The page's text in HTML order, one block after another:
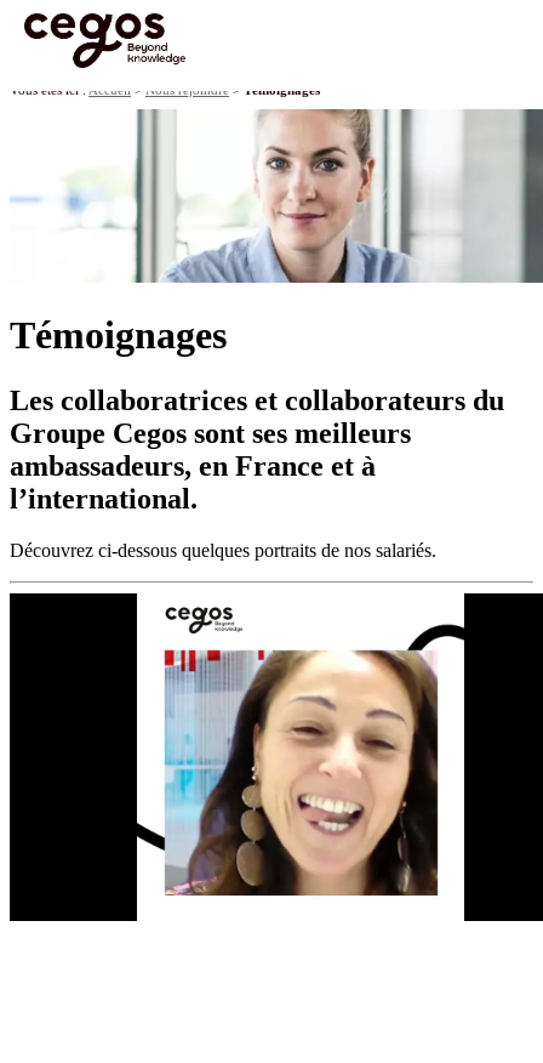
Vous êtes ici : Accueil > Nous rejoindre > Témoignages
Témoignages
Les collaboratrices et collaborateurs du
Groupe Cegos sont ses meilleurs
ambassadeurs, en France et à
l’international.
Découvrez ci-dessous quelques portraits de nos salariés.